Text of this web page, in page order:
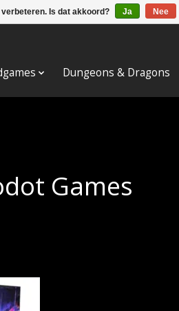
Dungeons & Dragons
Games
Is dat akkoord? Ja Nee